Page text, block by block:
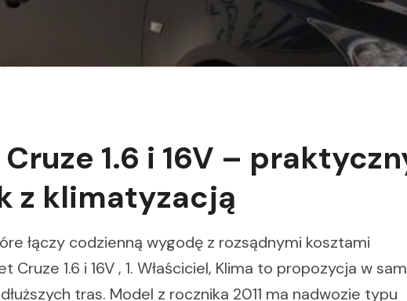
1.6 i 16V –
z klimatyzacją
łączy codzienną wygodę z rozsądnymi kosztami
Cruze 1.6 i 16V , 1. Właściciel, Klima to propozycja w
tras. Model z rocznika 2011 ma nadwozie typu